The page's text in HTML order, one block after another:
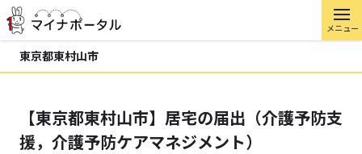
メニュー
東京都東村山市
【東京都東村山市】居宅の届出（介護予防支
援，介護予防ケアマネジメント）